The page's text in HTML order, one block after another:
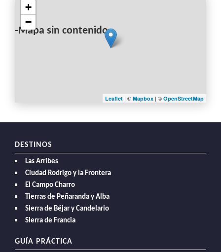
-Mapa sin contenido-
+
−
Leaflet | © Mapbox | © OpenStreetMap
DESTINOS
Las Arribes
Ciudad Rodrigo y la Frontera
El Campo Charro
Tierras de Peñaranda y Alba
Sierra de Béjar y Candelario
Sierra de Francia
GUÍA PRÁCTICA